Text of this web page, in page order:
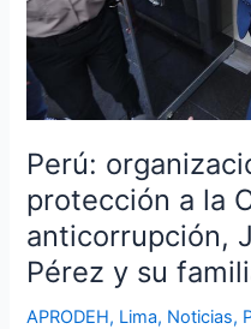
Perú:
protección a la
anticorrupción,
Pérez y su
APRODEH, Lima, Noticias,
para
el
Fiscal
anticorrupción,
Domingo
y
su
familia